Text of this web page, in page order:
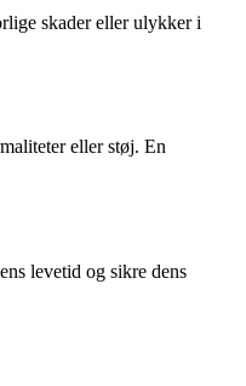
skader eller ulykker i
eller støj. En
levetid og sikre dens